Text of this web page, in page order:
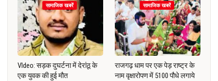
सामाजिक खबरें
VIdeo: सड़क दुघर्टना में देरांठू के
एक युवक की हुई मौत
सामाजिक खबरें
राजगढ़ धाम पर एक पेड़ राष्ट्र के
नाम वृक्षारोपण में 5100 पौधे लगाये